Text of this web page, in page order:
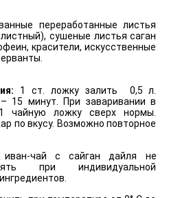
переработанные листья
сушеные листья саган
красители, искусственные
1 ст. ложку залить 0,5 л.
15 минут. При заваривании в
чайную ложку сверх нормы.
по вкусу. Возможно повторное
иван-чай с сайган дайля не
при индивидуальной